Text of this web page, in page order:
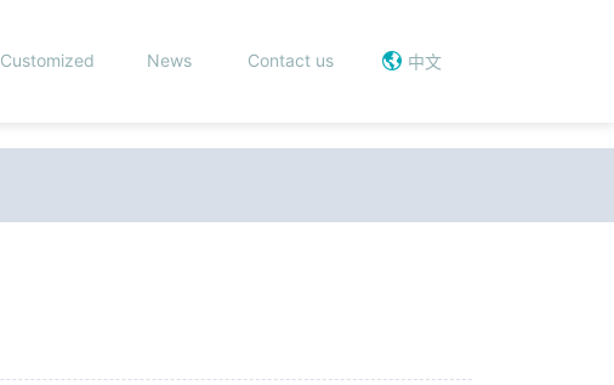
Customized News Contact us 中文